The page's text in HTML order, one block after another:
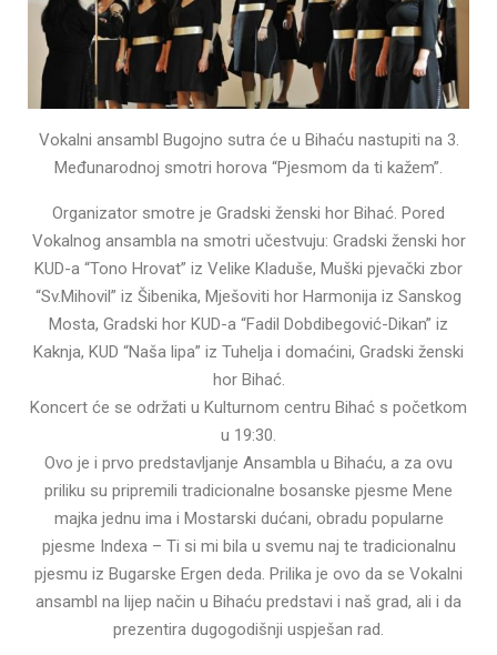
Vokalni ansambl Bugojno sutra će u Bihaću nastupiti na 3.
Međunarodnoj smotri horova “Pjesmom da ti kažem”.
Organizator smotre je Gradski ženski hor Bihać. Pored
Vokalnog ansambla na smotri učestvuju: Gradski ženski hor
KUD-a “Tono Hrovat” iz Velike Kladuše, Muški pjevački zbor
“Sv.Mihovil” iz Šibenika, Mješoviti hor Harmonija iz Sanskog
Mosta, Gradski hor KUD-a “Fadil Dobdibegović-Dikan” iz
Kaknja, KUD “Naša lipa” iz Tuhelja i domaćini, Gradski ženski
hor Bihać.
Koncert će se održati u Kulturnom centru Bihać s početkom
u 19:30.
Ovo je i prvo predstavljanje Ansambla u Bihaću, a za ovu
priliku su pripremili tradicionalne bosanske pjesme Mene
majka jednu ima i Mostarski dućani, obradu popularne
pjesme Indexa – Ti si mi bila u svemu naj te tradicionalnu
pjesmu iz Bugarske Ergen deda. Prilika je ovo da se Vokalni
ansambl na lijep način u Bihaću predstavi i naš grad, ali i da
prezentira dugogodišnji uspješan rad.